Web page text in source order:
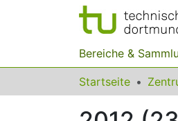
Bereiche &
Startseite